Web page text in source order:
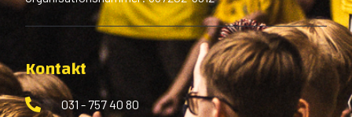
Kontakt
031 - 757 40 80